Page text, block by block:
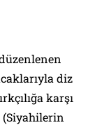
diz
karşı
(Siyahilerin